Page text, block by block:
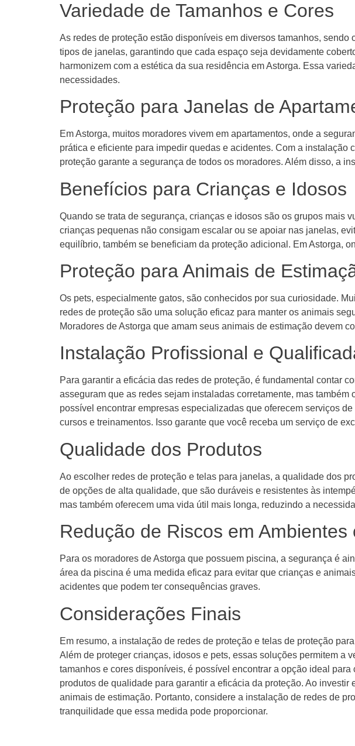
Variedade de Tamanhos e Cores
As redes de proteção estão disponíveis em diversos tamanhos,
tipos de janelas, garantindo que cada espaço seja devidamente
harmonizem com a estética da sua residência em Astorga. Essa
necessidades.
Proteção para Janelas de
Em Astorga, muitos moradores vivem em apartamentos, onde a
prática e eficiente para impedir quedas e acidentes. Com a
proteção garante a segurança de todos os moradores. Além disso, a
Benefícios para Crianças e Idosos
Quando se trata de segurança, crianças e idosos são os grupos mais
crianças pequenas não consigam escalar ou se apoiar nas janelas,
equilíbrio, também se beneficiam da proteção adicional. Em Astorga,
Proteção para Animais de
Os pets, especialmente gatos, são conhecidos por sua curiosidade.
redes de proteção são uma solução eficaz para manter os animais
Moradores de Astorga que amam seus animais de estimação devem
Instalação Profissional e
Para garantir a eficácia das redes de proteção, é fundamental contar
asseguram que as redes sejam instaladas corretamente, mas
possível encontrar empresas especializadas que oferecem serviços
cursos e treinamentos. Isso garante que você receba um serviço de
Qualidade dos Produtos
Ao escolher redes de proteção e telas para janelas, a qualidade dos
de opções de alta qualidade, que são duráveis e resistentes às
mas também oferecem uma vida útil mais longa, reduzindo a
Redução de Riscos em Ambientes
Para os moradores de Astorga que possuem piscina, a segurança é
área da piscina é uma medida eficaz para evitar que crianças e
acidentes que podem ter consequências graves.
Considerações Finais
Em resumo, a instalação de redes de proteção e telas de proteção
Além de proteger crianças, idosos e pets, essas soluções permitem a
tamanhos e cores disponíveis, é possível encontrar a opção ideal
produtos de qualidade para garantir a eficácia da proteção. Ao
animais de estimação. Portanto, considere a instalação de redes de
tranquilidade que essa medida pode proporcionar.